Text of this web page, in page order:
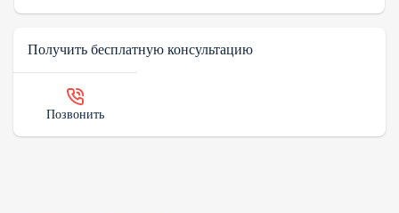
Получить бесплатную консультацию
Позвонить